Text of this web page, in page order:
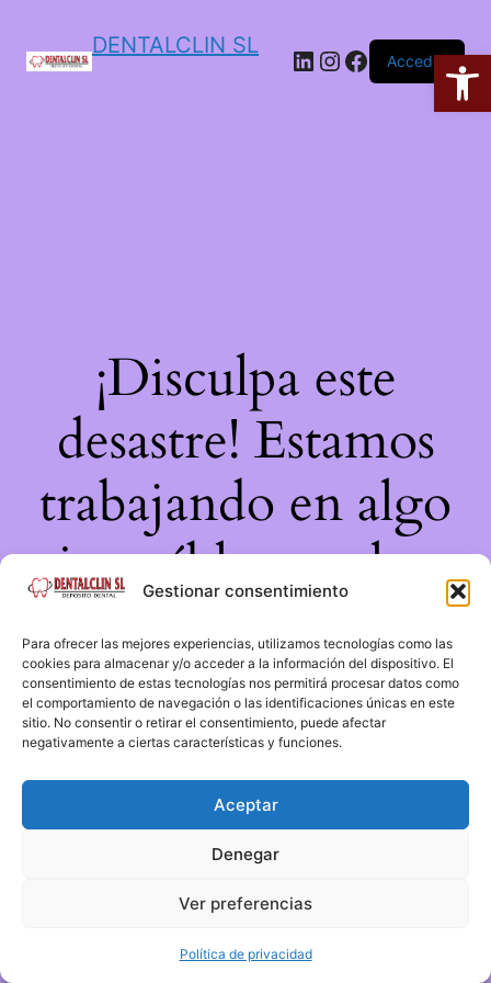
Gestionar consentimiento
Para ofrecer las mejores experiencias, utilizamos tecnologías como las
cookies para almacenar y/o acceder a la información del dispositivo. El
consentimiento de estas tecnologías nos permitirá procesar datos como
el comportamiento de navegación o las identificaciones únicas en este
sitio. No consentir o retirar el consentimiento, puede afectar
negativamente a ciertas características y funciones.
Aceptar
Denegar
Ver preferencias
Política de privacidad
DENTALCLIN SL
Acceder
¡Disculpa este
desastre! Estamos
trabajando en algo
increíble, ¡vuelve
pronto!